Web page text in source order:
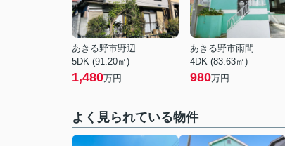
あきる野市野辺
5DK (91.20㎡)
1,480万円
あきる野市雨間
4DK (83.63㎡)
980万円
よく見られている物件